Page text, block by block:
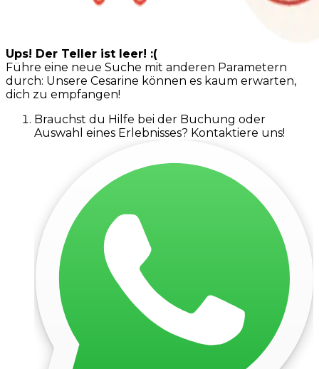
Ups! Der Teller ist leer! :(
Führe eine neue Suche mit anderen Parametern
durch: Unsere Cesarine können es kaum erwarten,
dich zu empfangen!
Brauchst du Hilfe bei der Buchung oder
Auswahl eines Erlebnisses? Kontaktiere uns!